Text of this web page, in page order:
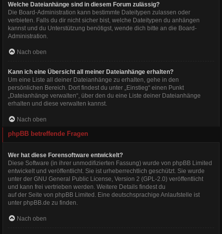
Welche Dateianhänge sind in diesem Forum zulässig?
Die Board-Administration kann bestimmte Dateitypen zulassen oder
verbieten. Falls du dir nicht sicher bist, welche Dateitypen du anhängen
kannst und du Unterstützung benötigst, wende dich bitte an die Board-
Administration.
Nach oben
Kann ich eine Übersicht all meiner Dateianhänge erhalten?
Um eine Liste all deiner Dateianhänge zu erhalten, gehe in den
persönlichen Bereich. Dort findest du unter „Einstieg“ einen Punkt
„Dateianhänge verwalten“, über den du eine Liste deiner Dateianhänge
erhalten und diese verwalten kannst.
Nach oben
phpBB betreffende Fragen
Wer hat diese Forensoftware entwickelt?
Diese Software (in ihrer unmodifizierten Fassung) wurde von phpBB Limited
entwickelt und veröffentlicht. Sie ist urheberrechtlich geschützt. Sie wurde
unter der GNU General Public License, Version 2 (GPL-2.0) veröffentlicht
und kann frei vertrieben werden. Weitere Details findest du
auf der Seite von phpBB Limited. Eine deutschsprachige Anlaufstelle ist
unter phpBB.de zu finden.
Nach oben